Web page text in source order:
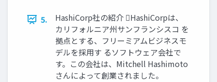
5.
HashiCorp社の紹介 HashiCorpは、
カリフォルニア州サンフランシスコ を
拠点とする、フリーミアムビジネスモ
デルを採用す るソフトウェア会社で
す。この会社は、Mitchell Hashimoto
さんによって創業されました。